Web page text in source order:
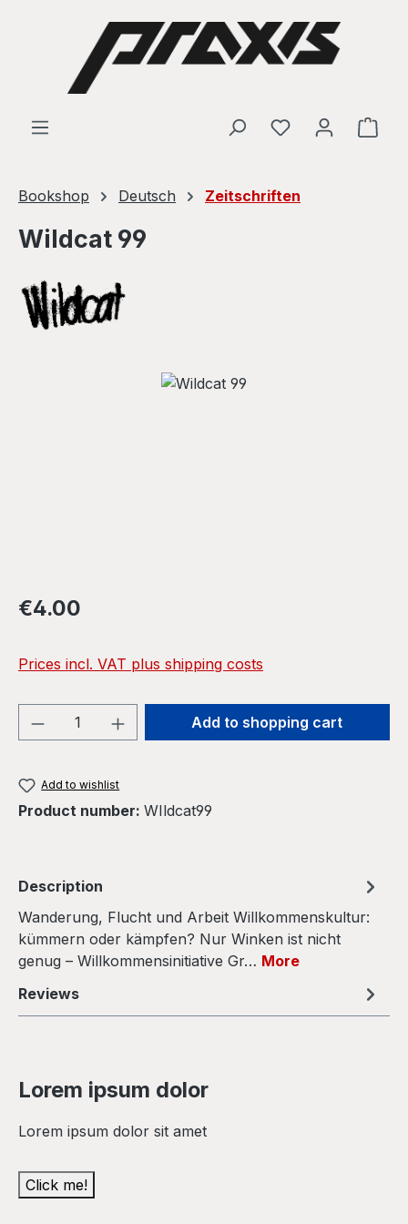
Skip to main content
Bookshop Deutsch Zeitschriften
Wildcat 99
Regular price:
€4.00
Prices incl. VAT plus shipping costs
Product Quantity: Enter the desired
Add to shopping cart
Add to wishlist
Product number: WIldcat99
Description
Wanderung, Flucht und Arbeit Willkommenskultur:
kümmern oder kämpfen? Nur Winken ist nicht
genug – Willkommensinitiative Gr… More
Reviews
Lorem ipsum dolor
Lorem ipsum dolor sit amet
Click me!